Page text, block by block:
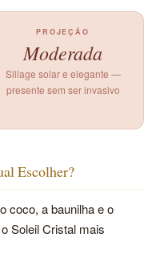
PROJEÇÃO
Moderada
Sillage solar e elegante —
presente sem ser invasivo
Escolher?
coco, a baunilha e o
Soleil Cristal mais